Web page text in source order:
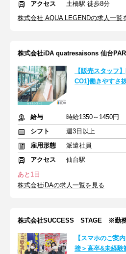
アクセス
土橋駅 徒歩8分
株式会社 AQUA LEGENDの求人一覧
株式会社iDA quatresaisons 仙台
【販売スタッフ
CO1]働きやすさ
給与
時給1350～1450円
シフト
週3日以上
雇用形態
派遣社員
アクセス
仙台駅
あと1日
株式会社iDAの求人一覧を見る
株式会社SUCCESS STAGE ※勤務
【スマホのご案
接＞高卒&未経験